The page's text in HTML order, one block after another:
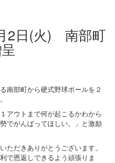
2日(火) 南部町
南部町から硬式野球ボールを２
アウトまで何が起こるかわから
でがんばってほしい。」と激励
ただきありがとうございます。
で恩返しできるよう頑張りま